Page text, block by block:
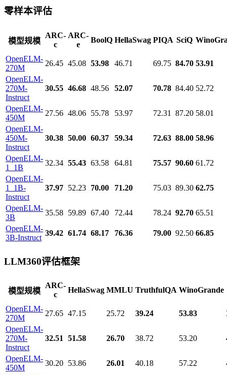
零样本评估
模型规模
ARC-
c
ARC-
e
BoolQ HellaSwag PIQA SciQ
OpenELM-
270M
26.45 45.08 53.98 46.71 69.75 84.70 53.91
OpenELM-
270M-
Instruct
30.55 46.68 48.56 52.07 70.78 84.40 52.72
OpenELM-
450M
27.56 48.06 55.78 53.97 72.31 87.20 58.01
OpenELM-
450M-
Instruct
30.38 50.00 60.37 59.34 72.63 88.00 58.96
OpenELM-
1_1B
32.34 55.43 63.58 64.81 75.57 90.60 61.72
OpenELM-
1_1B-
Instruct
37.97 52.23 70.00 71.20 75.03 89.30 62.75
OpenELM-
3B
35.58 59.89 67.40 72.44 78.24 92.70 65.51
OpenELM-
3B-Instruct
39.42 61.74 68.17 76.36 79.00 92.50 66.85
LLM360评估框架
模型规模
ARC-
c
HellaSwag MMLU TruthfulQA WinoGrande
OpenELM-
270M
27.65 47.15 25.72 39.24 53.83
OpenELM-
270M-
Instruct
32.51 51.58 26.70 38.72 53.20
OpenELM-
450M
30.20 53.86 26.01 40.18 57.22